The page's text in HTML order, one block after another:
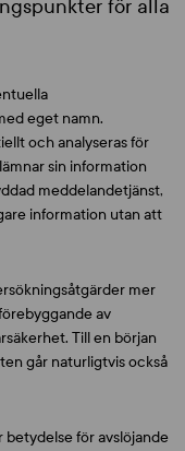
för alla
eget namn.
och analyseras för
sin information
meddelandetjänst,
information utan att
mer
av
Till en början
går naturligtvis också
för avslöjande